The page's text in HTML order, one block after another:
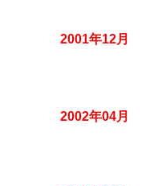
2001年12月
2002年04月